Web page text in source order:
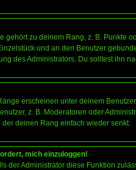
zu deinem Rang, z. B.
und an den Benutzer
des Administrators. Du solltest ihn
erscheinen unter deinem
z. B. Moderatoren oder
deinen Rang einfach wieder senkt.
mich einzuloggen!
der Administrator diese Funktion